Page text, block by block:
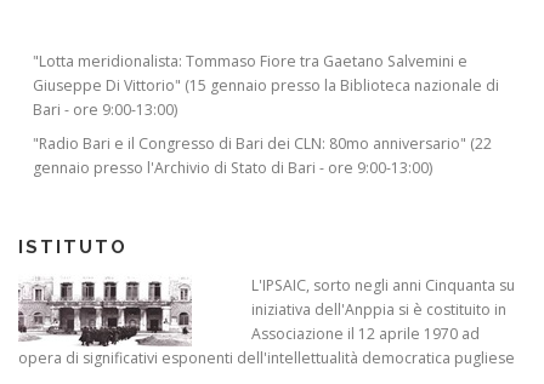
"Lotta meridionalista: Tommaso Fiore tra Gaetano Salvemini e
Giuseppe Di Vittorio" (15 gennaio presso la Biblioteca nazionale di
Bari - ore 9:00-13:00)
"Radio Bari e il Congresso di Bari dei CLN: 80mo anniversario" (22
gennaio presso l'Archivio di Stato di Bari - ore 9:00-13:00)
ISTITUTO
L'IPSAIC, sorto negli anni Cinquanta su
iniziativa dell'Anppia si è costituito in
Associazione il 12 aprile 1970 ad
opera di significativi esponenti dell'intellettualità democratica pugliese